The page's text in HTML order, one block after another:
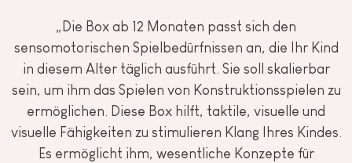
„Die Box ab 12 Monaten passt sich den
sensomotorischen Spielbedürfnissen an, die Ihr Kind
in diesem Alter täglich ausführt. Sie soll skalierbar
sein, um ihm das Spielen von Konstruktionsspielen zu
ermöglichen. Diese Box hilft, taktile, visuelle und
visuelle Fähigkeiten zu stimulieren Klang Ihres Kindes.
Es ermöglicht ihm, wesentliche Konzepte für